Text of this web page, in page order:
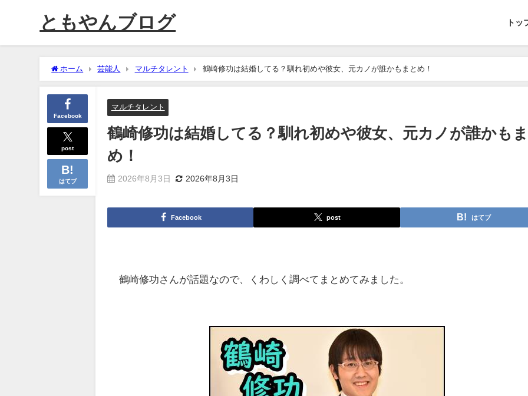
ともやんブログ トッ
ホーム 芸能人 マルチタレント 鶴崎修功は結婚してる？馴れ初めや彼女、元カノが誰かもまとめ！
Facebook
post
はてブ
マルチタレント
鶴崎修功は結婚してる？馴れ初めや彼女、元カノが誰かも
め！
2026年8月3日 2026年8月3日
Facebook post はてブ
鶴崎修功さんが話題なので、くわしく調べてまとめてみました。